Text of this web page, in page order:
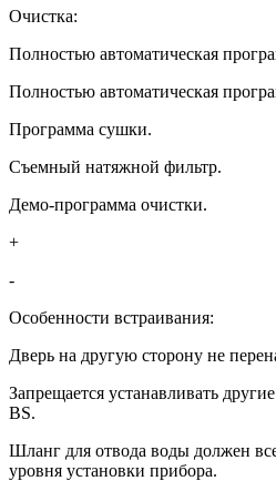
Очистка:
Полностью автоматическая
Полностью автоматическая
Программа сушки.
Съемный натяжной фильтр.
Демо-программа очистки.
+
-
Особенности встраивания:
Дверь на другую сторону не
Запрещается устанавливать
BS.
Шланг для отвода воды должен
уровня установки прибора.